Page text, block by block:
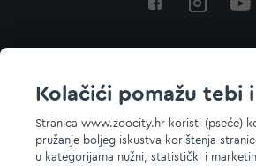
Kolačići pomažu tebi
Stranica www.zoocity.hr koristi (pseće)
pružanje boljeg iskustva korištenja
u kategorijama nužni, statistički i
© 2026 ZOOCITY. Sva prava